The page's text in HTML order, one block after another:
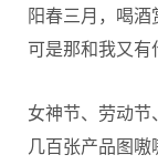
阳春三月，喝酒
可是那和我又有
女神节、劳动节
几百张产品图嗷